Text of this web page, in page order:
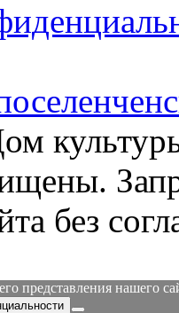
без
представления нашего